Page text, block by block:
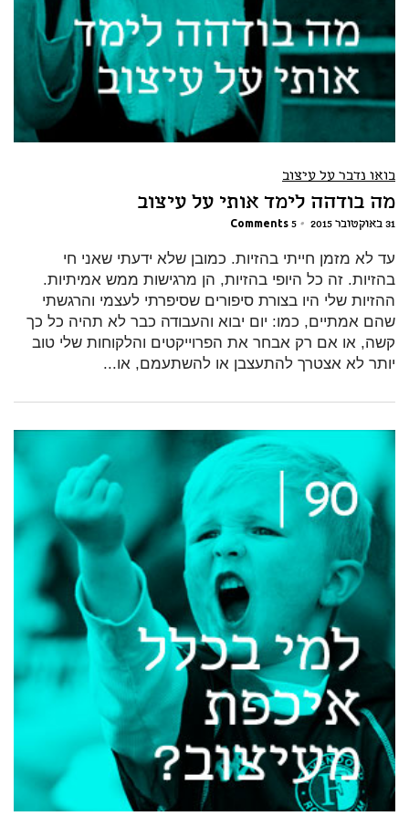
בואו נדבר על עיצוב
מה בודהה לימד אותי על עיצוב
31 באוקטובר 2015 •
5 Comments
עד לא מזמן חייתי בהזיות. כמובן שלא ידעתי שאני חי
בהזיות. זה כל היופי בהזיות, הן מרגישות ממש אמיתיות.
ההזיות שלי היו בצורת סיפורים שסיפרתי לעצמי והרגשתי
שהם אמתיים, כמו: יום יבוא והעבודה כבר לא תהיה כל כך
קשה, או אם רק אבחר את הפרוייקטים והלקוחות שלי טוב
יותר לא אצטרך להתעצבן או להשתעמם, או...